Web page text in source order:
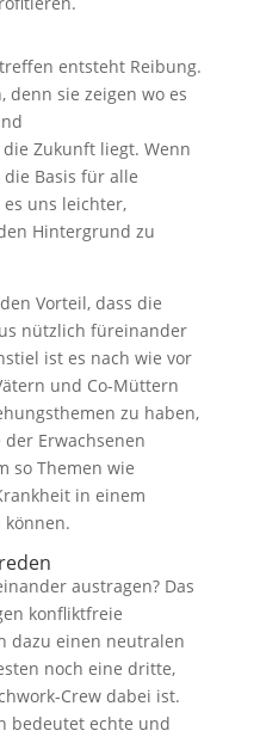
entsteht Reibung.
denn sie zeigen wo es
Zukunft liegt. Wenn
Basis für alle
uns leichter,
Hintergrund zu
Vorteil, dass die
nützlich füreinander
ist es nach wie vor
und Co-Müttern
zu haben,
Erwachsenen
so Themen wie
in einem
austragen? Das
konfliktfreie
dazu einen neutralen
noch eine dritte,
Crew dabei ist.
bedeutet echte und